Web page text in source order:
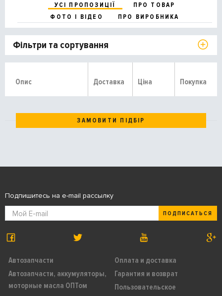
УСІ ПРОПОЗИЦІЇ
ПРО ТОВАР
ФОТО І ВІДЕО
ПРО ВИРОБНИКА
Фільтри та сортування
Опис Доставка Ціна Покупка
ЗАМОВИТИ ПІДБІР
Автозапчасти
Автозапчасти, аккумуляторы,
моторные масла ОПТом
Оплата и доставка
Гарантия и возврат
Пользовательское
Подпишитесь на e-mail рассылку
ПОДПИСАТЬСЯ